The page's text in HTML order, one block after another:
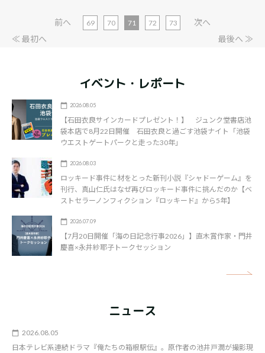
≪ 最初へ
前へ 69 70 71 72 73
次へ
最後へ ≫
イベント・レポート
2026.08.05
【石田衣良サインカードプレゼント！】 ジュンク堂書店池
袋本店で8月22日開催 石田衣良と過ごす池袋ナイト「池袋
ウエストゲートパークと走った30年」
2026.08.03
ロッキード事件に材をとった新刊小説『シャドーゲーム』を
刊行、真山仁氏はなぜ再びロッキード事件に挑んだのか【ベ
ストセラーノンフィクション『ロッキード』から5年】
2026.07.09
【7月20日開催「海の日記念行事2026」】直木賞作家・門井
慶喜×永井紗耶子トークセッション
ニュース
2026.08.05
日本テレビ系連続ドラマ『俺たちの箱根駅伝』。原作者の池井戸潤が撮影現